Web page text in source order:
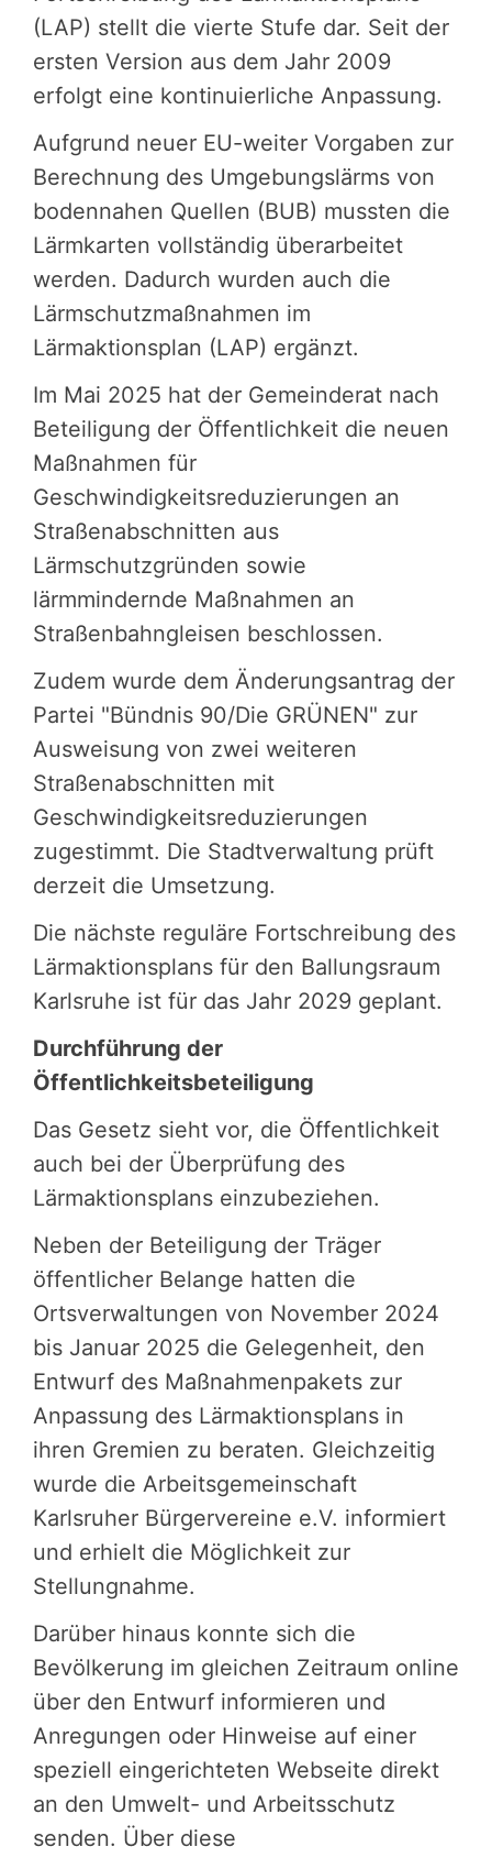
(LAP) stellt die vierte Stufe dar. Seit der
ersten Version aus dem Jahr 2009
erfolgt eine kontinuierliche Anpassung.
Aufgrund neuer EU-weiter Vorgaben zur
Berechnung des Umgebungslärms von
bodennahen Quellen (BUB) mussten die
Lärmkarten vollständig überarbeitet
werden. Dadurch wurden auch die
Lärmschutzmaßnahmen im
Lärmaktionsplan (LAP) ergänzt.
Im Mai 2025 hat der Gemeinderat nach
Beteiligung der Öffentlichkeit die neuen
Maßnahmen für
Geschwindigkeitsreduzierungen an
Straßenabschnitten aus
Lärmschutzgründen sowie
lärmmindernde Maßnahmen an
Straßenbahngleisen beschlossen.
Zudem wurde dem Änderungsantrag der
Partei "Bündnis 90/Die GRÜNEN" zur
Ausweisung von zwei weiteren
Straßenabschnitten mit
Geschwindigkeitsreduzierungen
zugestimmt. Die Stadtverwaltung prüft
derzeit die Umsetzung.
Die nächste reguläre Fortschreibung des
Lärmaktionsplans für den Ballungsraum
Karlsruhe ist für das Jahr 2029 geplant.
Durchführung der
Öffentlichkeitsbeteiligung
Das Gesetz sieht vor, die Öffentlichkeit
auch bei der Überprüfung des
Lärmaktionsplans einzubeziehen.
Neben der Beteiligung der Träger
öffentlicher Belange hatten die
Ortsverwaltungen von November 2024
bis Januar 2025 die Gelegenheit, den
Entwurf des Maßnahmenpakets zur
Anpassung des Lärmaktionsplans in
ihren Gremien zu beraten. Gleichzeitig
wurde die Arbeitsgemeinschaft
Karlsruher Bürgervereine e.V. informiert
und erhielt die Möglichkeit zur
Stellungnahme.
Darüber hinaus konnte sich die
Bevölkerung im gleichen Zeitraum online
über den Entwurf informieren und
Anregungen oder Hinweise auf einer
speziell eingerichteten Webseite direkt
an den Umwelt- und Arbeitsschutz
senden. Über diese